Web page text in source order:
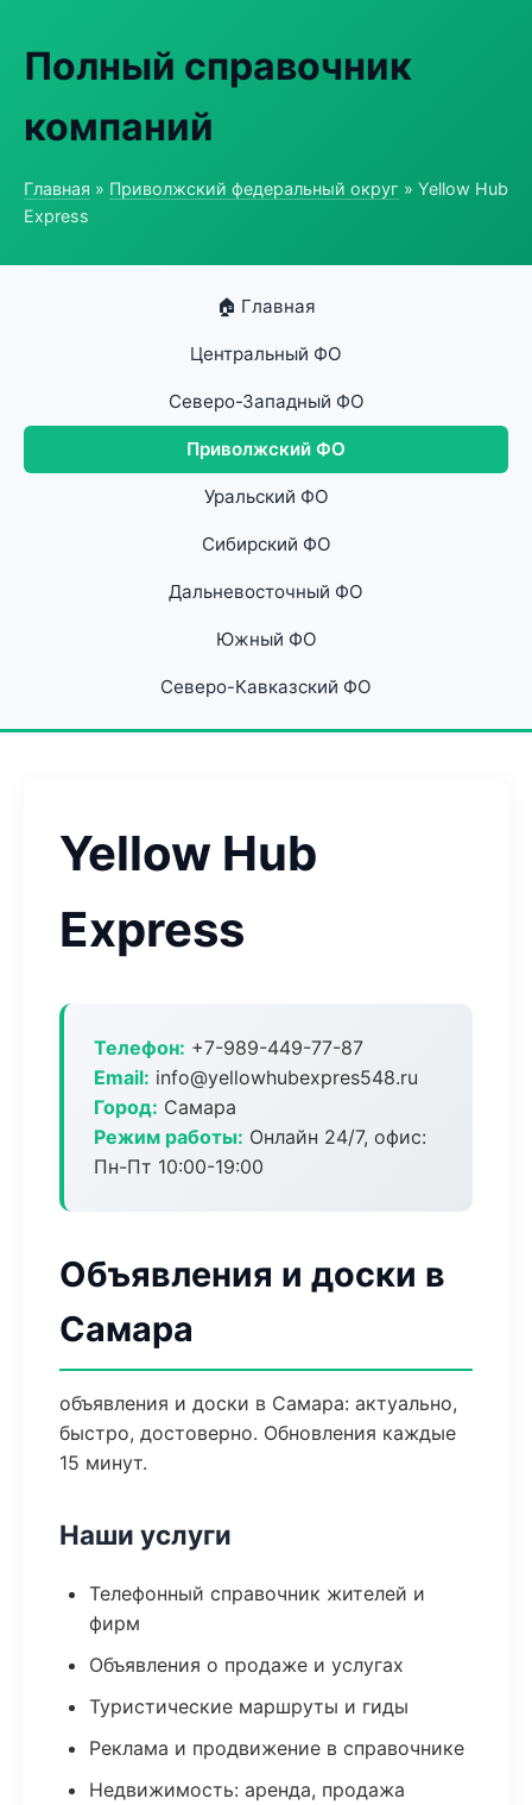
Полный справочник
компаний
Главная » Приволжский федеральный округ » Yellow Hub
Express
🏠 Главная
Центральный ФО
Северо-Западный ФО
Приволжский ФО
Уральский ФО
Сибирский ФО
Дальневосточный ФО
Южный ФО
Северо-Кавказский ФО
Yellow Hub
Express
Телефон: +7-989-449-77-87
Email: info@yellowhubexpres548.ru
Город: Самара
Режим работы: Онлайн 24/7, офис:
Пн-Пт 10:00-19:00
Объявления и доски в
Самара
объявления и доски в Самара: актуально,
быстро, достоверно. Обновления каждые
15 минут.
Наши услуги
Телефонный справочник жителей и
фирм
Объявления о продаже и услугах
Туристические маршруты и гиды
Реклама и продвижение в справочнике
Недвижимость: аренда, продажа